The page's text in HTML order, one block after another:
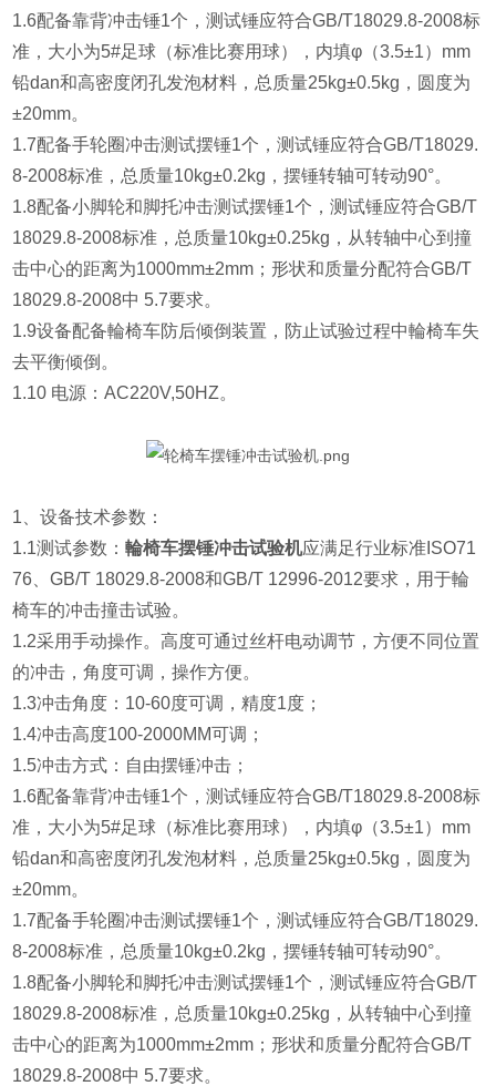
1.6配备靠背冲击锤1个，测试锤应符合GB/T18029.8-2008标
准，大小为5#足球（标准比赛用球），内填φ（3.5±1）mm
铅dan和高密度闭孔发泡材料，总质量25kg±0.5kg，圆度为
±20mm。
1.7配备手轮圈冲击测试摆锤1个，测试锤应符合GB/T18029.
8-2008标准，总质量10kg±0.2kg，摆锤转轴可转动90°。
1.8配备小脚轮和脚托冲击测试摆锤1个，测试锤应符合GB/T
18029.8-2008标准，总质量10kg±0.25kg，从转轴中心到撞
击中心的距离为1000mm±2mm；形状和质量分配符合GB/T
18029.8-2008中 5.7要求。
1.9设备配备輪椅车防后倾倒装置，防止试验过程中輪椅车失
去平衡倾倒。
1.10 电源：AC220V,50HZ。
1、设备技术参数：
1.1测试参数：輪椅车摆锤冲击试验机应满足行业标准ISO71
76、GB/T 18029.8-2008和GB/T 12996-2012要求，用于輪
椅车的冲击撞击试验。
1.2采用手动操作。高度可通过丝杆电动调节，方便不同位置
的冲击，角度可调，操作方便。
1.3冲击角度：10-60度可调，精度1度；
1.4冲击高度100-2000MM可调；
1.5冲击方式：自由摆锤冲击；
1.6配备靠背冲击锤1个，测试锤应符合GB/T18029.8-2008标
准，大小为5#足球（标准比赛用球），内填φ（3.5±1）mm
铅dan和高密度闭孔发泡材料，总质量25kg±0.5kg，圆度为
±20mm。
1.7配备手轮圈冲击测试摆锤1个，测试锤应符合GB/T18029.
8-2008标准，总质量10kg±0.2kg，摆锤转轴可转动90°。
1.8配备小脚轮和脚托冲击测试摆锤1个，测试锤应符合GB/T
18029.8-2008标准，总质量10kg±0.25kg，从转轴中心到撞
击中心的距离为1000mm±2mm；形状和质量分配符合GB/T
18029.8-2008中 5.7要求。